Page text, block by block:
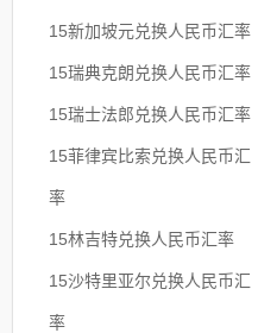
15新加坡元兑换人民币汇率
15瑞典克朗兑换人民币汇率
15瑞士法郎兑换人民币汇率
15菲律宾比索兑换人民币汇
率
15林吉特兑换人民币汇率
15沙特里亚尔兑换人民币汇
率